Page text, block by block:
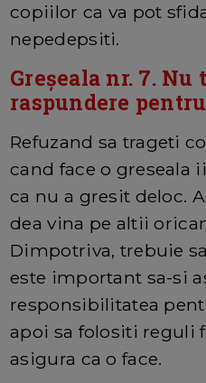
copiilor ca va pot
nepedepsiti.
Greșeala nr. 7.
raspundere
Refuzand sa trageti
cand face o greseala
ca nu a gresit deloc.
dea vina pe altii
Dimpotriva, trebuie
este important sa-si
responsibilitatea
apoi sa folositi reguli
asigura ca o face.